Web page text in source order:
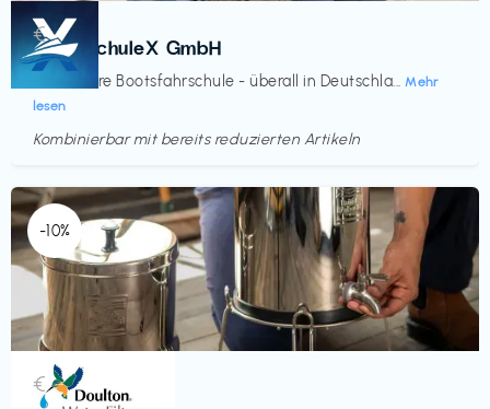
Kurse
BootsschuleX GmbH
Deine faire Bootsfahrschule - überall in Deutschla... Mehr
lesen
€‎
Kombinierbar mit bereits reduzierten Artikeln
-10%
Küche & Haushalt
Doulton
€‎